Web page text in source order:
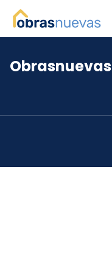
*
Obrasnuevas